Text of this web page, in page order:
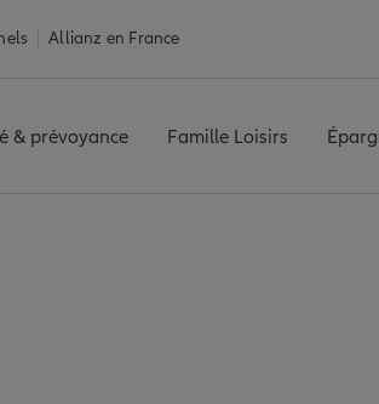
Allianz en France
& prévoyance Famille Loisirs